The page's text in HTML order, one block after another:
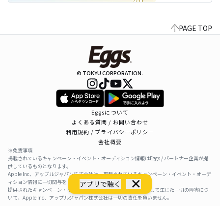
アプリで聴く
PAGE TOP
© TOKYU CORPORATION.
Eggsについて
よくある質問 / お問い合わせ
利用規約 / プライバシーポリシー
会社概要
※免責事項
掲載されているキャンペーン・イベント・オーディション情報はEggs / パートナー企業が提
供しているものとなります。
Apple Inc、アップルジャパン株式会社は、掲載されているキャンペーン・イベント・オーデ
ィション情報に一切関与をしておりません。
提供されたキャンペーン・イベント・オーディション情報を利用して生じた一切の障害につ
いて、Apple Inc、アップルジャパン株式会社は一切の責任を負いません。